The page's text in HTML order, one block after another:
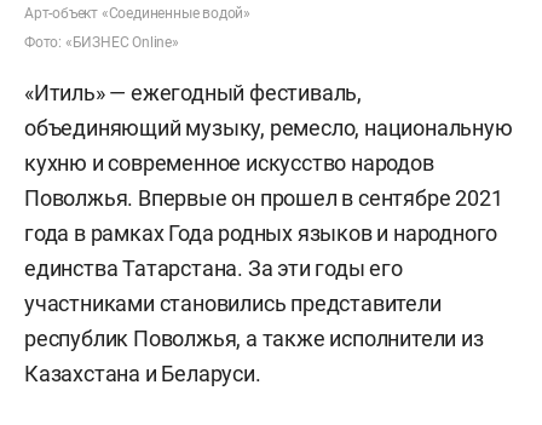
Арт-объект «Соединенные водой»
Фото: «БИЗНЕС Online»
«Итиль» — ежегодный фестиваль,
объединяющий музыку, ремесло, национальную
кухню и современное искусство народов
Поволжья. Впервые он прошел в сентябре 2021
года в рамках Года родных языков и народного
единства Татарстана. За эти годы его
участниками становились представители
республик Поволжья, а также исполнители из
Казахстана и Беларуси.